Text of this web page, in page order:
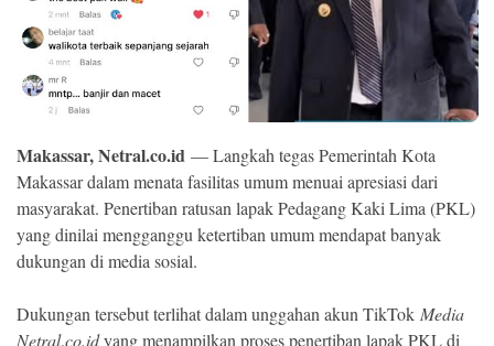
Ekonomi
Memori
Makassar, Netral.co.id — Langkah tegas Pemerintah Kota
Makassar dalam menata fasilitas umum menuai apresiasi dari
masyarakat. Penertiban ratusan lapak Pedagang Kaki Lima (PKL)
yang dinilai mengganggu ketertiban umum mendapat banyak
dukungan di media sosial.
Dukungan tersebut terlihat dalam unggahan akun TikTok Media
Netral.co.idyang menampilkan proses penertiban lapak PKL di